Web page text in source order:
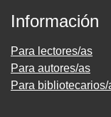
Información
Para lectores/as
Para autores/as
Para bibliotecarios/